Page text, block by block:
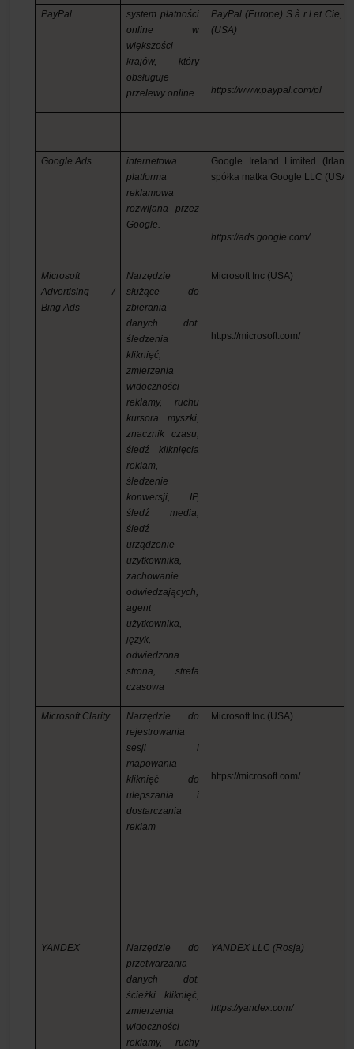
PayPal
system płatności
online w
większości
krajów, który
obsługuje
przelewy online.
PayPal (Europe) S.à r.l.et Cie,
(USA)
https://www.paypal.com/pl
Google Ads
internetowa
platforma
reklamowa
rozwijana przez
Google.
Google Ireland Limited
spółka matka Google LLC (USA)
https://ads.google.com/
Microsoft
Advertising /
Bing Ads
Narzędzie
służące do
zbierania
danych dot.
śledzenia
kliknięć,
zmierzenia
widoczności
reklamy, ruchu
kursora myszki,
znacznik czasu,
śledź kliknięcia
reklam,
śledzenie
konwersji, IP,
śledź media,
śledź
urządzenie
użytkownika,
zachowanie
odwiedzających,
agent
użytkownika,
język,
odwiedzona
strona, strefa
czasowa
Microsoft Inc (USA)
https://microsoft.com/
Microsoft Clarity
Narzędzie do
rejestrowania
sesji i
mapowania
kliknięć do
ulepszania i
dostarczania
reklam
Microsoft Inc (USA)
https://microsoft.com/
YANDEX
Narzędzie do
przetwarzania
danych dot.
ścieżki kliknięć,
zmierzenia
widoczności
reklamy, ruchy
YANDEX LLC (Rosja)
https://yandex.com/